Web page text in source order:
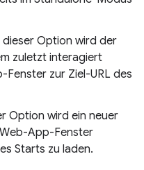
dieser Option wird der
zuletzt interagiert
zur Ziel-URL des
Option wird ein neuer
App-Fenster
Starts zu laden.